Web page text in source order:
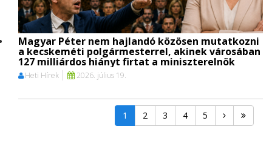
Magyar Péter nem hajlandó közösen mutatkozni
a kecskeméti polgármesterrel, akinek városában
127 milliárdos hiányt firtat a miniszterelnök
Heti Hírek 2026. július 19.
1 2 3 4 5